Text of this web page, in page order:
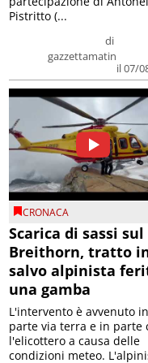
di
gazzettamatin
il 07/
Pistritto (...
CRONACA
Scarica di sassi sul
Breithorn, tratto
salvo alpinista
una gamba
L'intervento è avvenuto in
parte via terra e in parte
l'elicottero a causa delle
condizioni meteo.